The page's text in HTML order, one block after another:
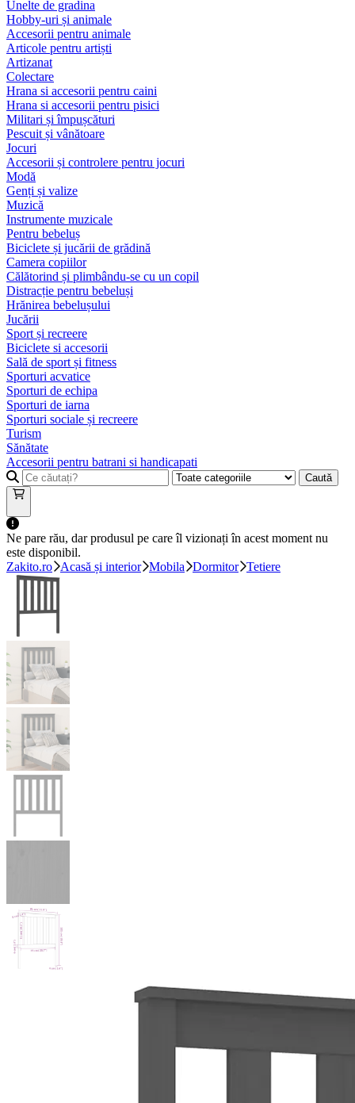
Unelte de gradina
Hobby-uri și animale
Accesorii pentru animale
Articole pentru artiști
Artizanat
Colectare
Hrana si accesorii pentru caini
Hrana si accesorii pentru pisici
Militari și împușcături
Pescuit și vânătoare
Jocuri
Accesorii și controlere pentru jocuri
Modă
Genți și valize
Muzică
Instrumente muzicale
Pentru bebeluș
Biciclete și jucării de grădină
Camera copiilor
Călătorind și plimbându-se cu un copil
Distracție pentru bebeluși
Hrănirea bebelușului
Jucării
Sport și recreere
Biciclete si accesorii
Sală de sport și fitness
Sporturi acvatice
Sporturi de echipa
Sporturi de iarna
Sporturi sociale și recreere
Turism
Sănătate
Accesorii pentru batrani si handicapati
Caută
Ne pare rău, dar produsul pe care îl vizionați în acest moment nu
este disponibil.
Zakito.ro
Acasă și interior Mobila Dormitor Tetiere